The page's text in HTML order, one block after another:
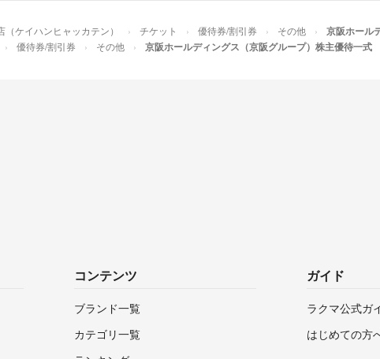
（ケイハンヒャッカテン） チケット 優待券/割引券 その他 京阪ホール
優待券/割引券 その他 京阪ホールディングス（京阪グループ）株主優待一式
コンテンツ
ブランド一覧
カテゴリ一覧
ガイド
ラクマ公式ガ
はじめての方